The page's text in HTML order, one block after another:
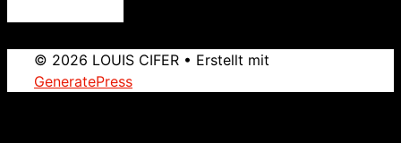
© 2026 LOUIS CIFER • Erstellt mit
GeneratePress